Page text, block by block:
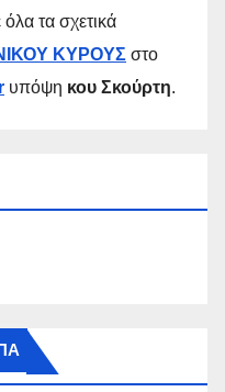
όλα τα σχετικά
ΚΥΡΟΥΣ στο
υπόψη κου Σκούρτη.